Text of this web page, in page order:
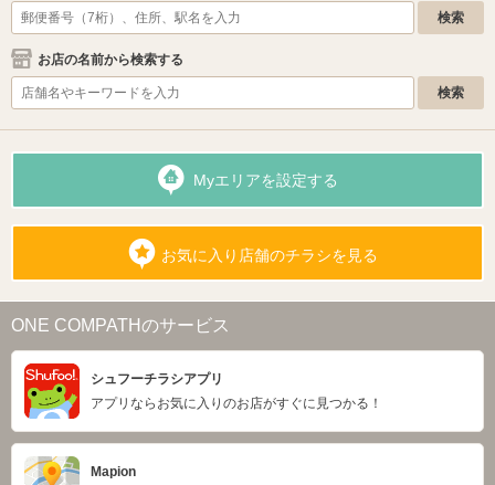
お店の名前から検索する
Myエリアを設定する
お気に入り店舗のチラシを見る
ONE COMPATHのサービス
シュフーチラシアプリ
アプリならお気に入りのお店がすぐに見つかる！
Mapion